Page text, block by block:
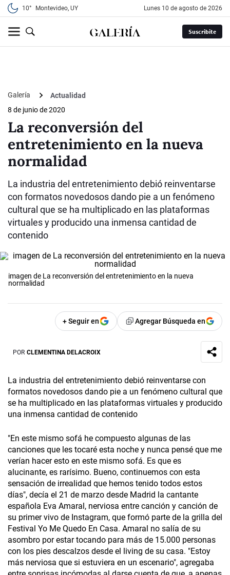
10° Montevideo, UY lunes 10 de agosto de 2026
Suscribite
Galería
Actualidad
8 de junio de 2020
La reconversión del
entretenimiento en la nueva
normalidad
La industria del entretenimiento debió reinventarse
con formatos novedosos dando pie a un fenómeno
cultural que se ha multiplicado en las plataformas
virtuales y producido una inmensa cantidad de
contenido
imagen de La reconversión del entretenimiento en la nueva
normalidad
+ Seguir en Agregar Búsqueda en
POR CLEMENTINA DELACROIX
La industria del entretenimiento debió reinventarse con
formatos novedosos dando pie a un fenómeno cultural que
se ha multiplicado en las plataformas virtuales y producido
una inmensa cantidad de contenido
"En este mismo sofá he compuesto algunas de las
canciones que les tocaré esta noche y nunca pensé que me
verían hacer esto en este mismo sofá. Es que es
alucinante, es rarísimo. Bueno, continuemos con esta
sensación de irrealidad que hemos tenido todos estos
días", decía el 21 de marzo desde Madrid la cantante
española Eva Amaral, nerviosa entre canción y canción de
su primer vivo de Instagram, que formó parte de la grilla del
Festival Yo Me Quedo En Casa. Amaral no salía de su
asombro por estar tocando para más de 15.000 personas
con los pies descalzos desde el living de su casa. "Estoy
más nerviosa que si estuviera en un escenario", agregaba